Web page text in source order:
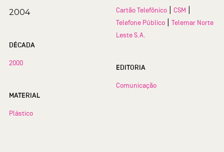
2004
DÉCADA
2000
MATERIAL
Plástico
Cartão Telefônico CSM
Telefone Público
Telemar Norte
Leste S.A.
EDITORIA
Comunicação